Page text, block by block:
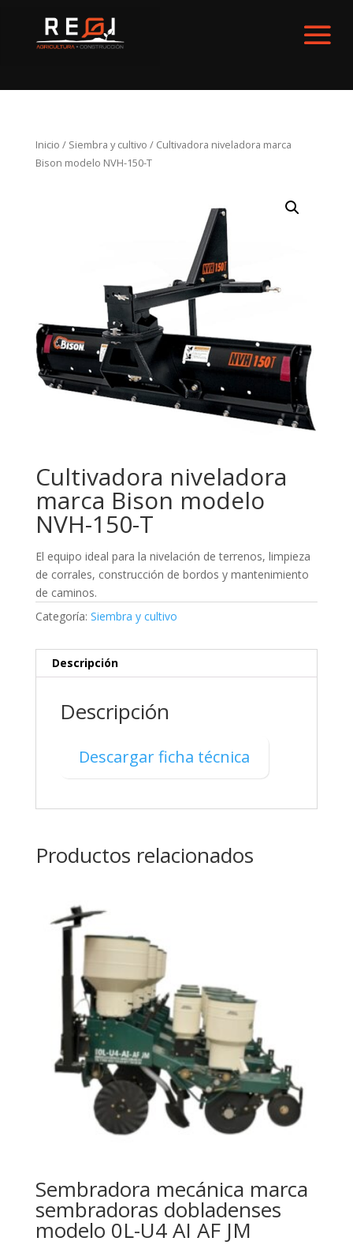
Inicio / Siembra y cultivo / Cultivadora niveladora marca
Bison modelo NVH-150-T
Cultivadora niveladora
marca Bison modelo
NVH-150-T
El equipo ideal para la nivelación de terrenos, limpieza
de corrales, construcción de bordos y mantenimiento
de caminos.
Categoría: Siembra y cultivo
Descripción
Descripción
Descargar ficha técnica
Productos relacionados
Sembradora mecánica marca
sembradoras dobladenses
modelo 0L-U4 AI AF JM